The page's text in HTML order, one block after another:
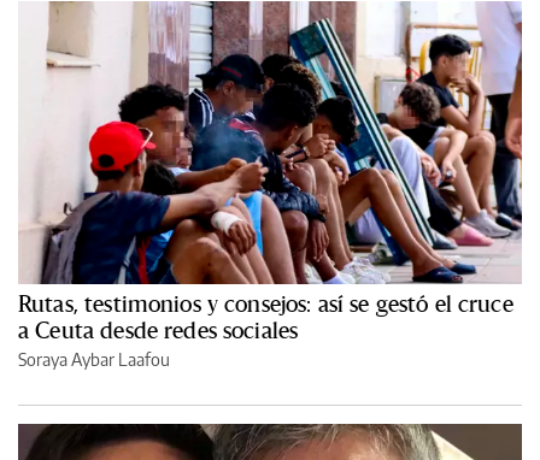
Rutas, testimonios y consejos: así se gestó el cruce
a Ceuta desde redes sociales
Soraya Aybar Laafou